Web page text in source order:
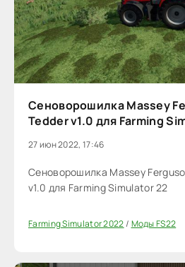
Сеноворошилка Massey
Tedder v1.0 для Farming
27 июн 2022, 17:46
Сеноворошилка Massey
v1.0 для Farming Simulator 22
Farming Simulator 2022/ Моды FS22